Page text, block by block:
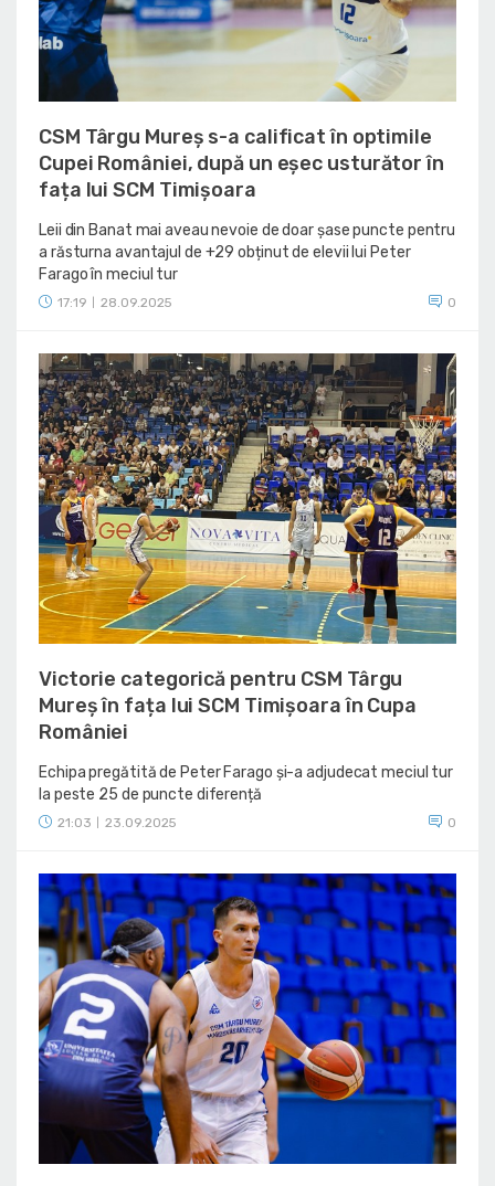
CSM Târgu Mureș s-a calificat în optimile
Cupei României, după un eșec usturător în
fața lui SCM Timișoara
Leii din Banat mai aveau nevoie de doar șase puncte pentru
a răsturna avantajul de +29 obținut de elevii lui Peter
Farago în meciul tur
17:19 28.09.2025 0
Victorie categorică pentru CSM Târgu
Mureș în fața lui SCM Timișoara în Cupa
României
Echipa pregătită de Peter Farago și-a adjudecat meciul tur
la peste 25 de puncte diferență
21:03 23.09.2025 0